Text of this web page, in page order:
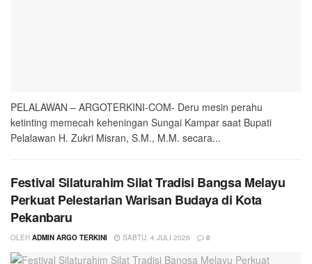
PELALAWAN – ARGOTERKINI-COM- Deru mesin perahu
ketinting memecah keheningan Sungai Kampar saat Bupati
Pelalawan H. Zukri Misran, S.M., M.M. secara...
Festival Silaturahim Silat Tradisi Bangsa Melayu
Perkuat Pelestarian Warisan Budaya di Kota
Pekanbaru
OLEH ADMIN ARGO TERKINI SABTU, 4 JULI 2026 0